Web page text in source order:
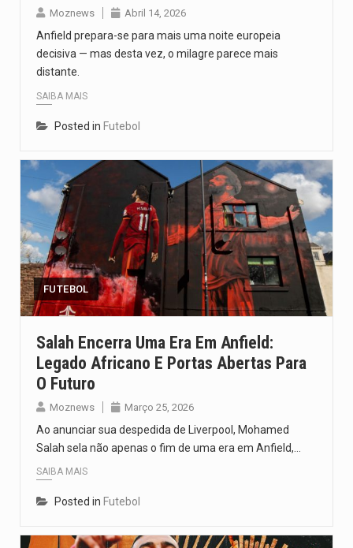
Moznews Abril 14, 2026
Anfield prepara-se para mais uma noite europeia
decisiva — mas desta vez, o milagre parece mais
distante.
SAIBA MAIS
Posted in Futebol
FUTEBOL
Salah Encerra Uma Era Em Anfield:
Legado Africano E Portas Abertas Para
O Futuro
Moznews Março 25, 2026
Ao anunciar sua despedida de Liverpool, Mohamed
Salah sela não apenas o fim de uma era em Anfield,…
SAIBA MAIS
Posted in Futebol